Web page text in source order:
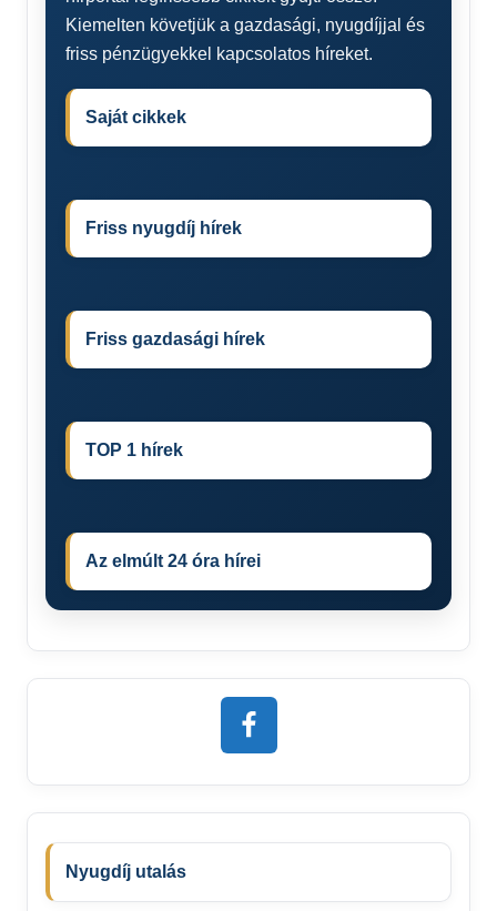
Kiemelten követjük a gazdasági, nyugdíjjal és
friss pénzügyekkel kapcsolatos híreket.
Saját cikkek
Friss nyugdíj hírek
Friss gazdasági hírek
TOP 1 hírek
Az elmúlt 24 óra hírei
Nyugdíj utalás